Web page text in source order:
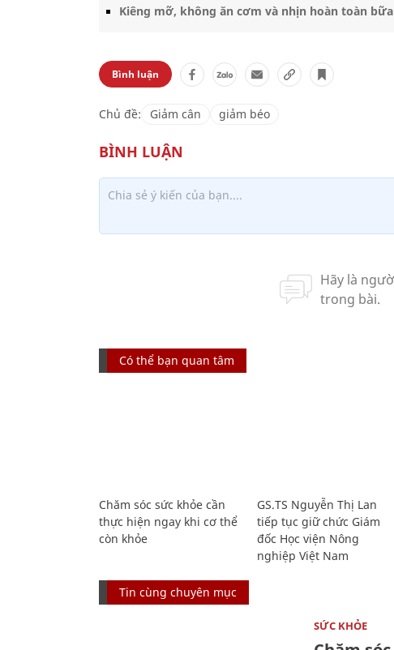
Kiêng mỡ, không ăn cơm và nhịn hoàn toàn
Bình luận
Chủ đề: Giảm cân giảm béo
Có thể bạn quan tâm
Chăm sóc sức khỏe cần
thực hiện ngay khi cơ thể
còn khỏe
GS.TS Nguyễn Thị Lan
tiếp tục giữ chức Giám
đốc Học viện Nông
nghiệp Việt Nam
Tin cùng chuyên mục
SỨC KHỎE